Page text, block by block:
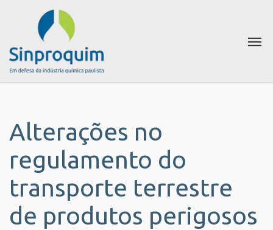
Alterações no
regulamento do
transporte terrestre
de produtos perigosos